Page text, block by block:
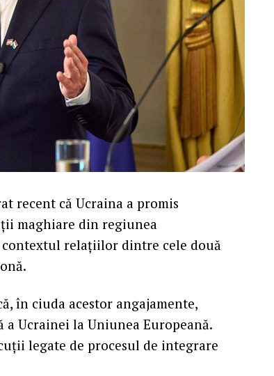
recent că Ucraina a promis
maghiare din regiunea
contextul relațiilor dintre cele două
în ciuda acestor angajamente,
a Ucrainei la Uniunea Europeană.
legate de procesul de integrare